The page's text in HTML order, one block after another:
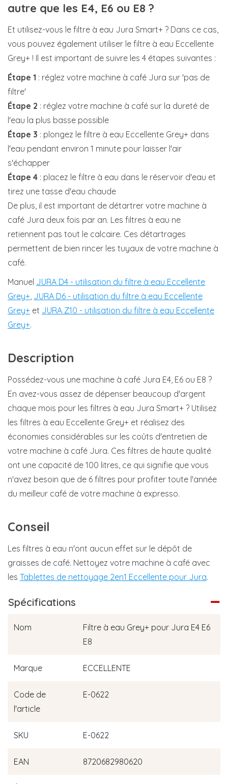
autre que les E4, E6 ou E8 ?
Et utilisez-vous le filtre à eau Jura Smart+ ? Dans ce cas,
vous pouvez également utiliser le filtre à eau Eccellente
Grey+ ! Il est important de suivre les 4 étapes suivantes :
Étape 1 : réglez votre machine à café Jura sur 'pas de
filtre'
Étape 2 : réglez votre machine à café sur la dureté de
l'eau la plus basse possible
Étape 3 : plongez le filtre à eau Eccellente Grey+ dans
l'eau pendant environ 1 minute pour laisser l'air
s'échapper
Étape 4 : placez le filtre à eau dans le réservoir d'eau et
tirez une tasse d'eau chaude
De plus, il est important de détartrer votre machine à
café Jura deux fois par an. Les filtres à eau ne
retiennent pas tout le calcaire. Ces détartrages
permettent de bien rincer les tuyaux de votre machine à
café.
Manuel JURA D4 - utilisation du filtre à eau Eccellente
Grey+ JURA D6 - utilisation du filtre à eau Eccellente
Grey+ et JURA Z10 - utilisation du filtre à eau Eccellente
Grey+.
Description
Possédez-vous une machine à café Jura E4, E6 ou E8 ?
En avez-vous assez de dépenser beaucoup d'argent
chaque mois pour les filtres à eau Jura Smart+ ? Utilisez
les filtres à eau Eccellente Grey+ et réalisez des
économies considérables sur les coûts d'entretien de
votre machine à café Jura. Ces filtres de haute qualité
ont une capacité de 100 litres, ce qui signifie que vous
n'avez besoin que de 6 filtres pour profiter toute l'année
du meilleur café de votre machine à expresso.
Conseil
Les filtres à eau n'ont aucun effet sur le dépôt de
graisses de café. Nettoyez votre machine à café avec
les Tablettes de nettoyage 2en1 Eccellente pour Jura.
Spécifications
Nom
Filtre à eau Grey+ pour Jura E4 E6
E8
Marque ECCELLENTE
Code de
l'article
E-0622
SKU E-0622
EAN 8720682980620